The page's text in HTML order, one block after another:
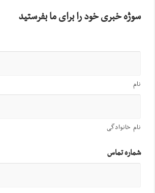
سوژه خبری خود را برای ما بفرستید
نام
نام خانوادگی
شماره تماس